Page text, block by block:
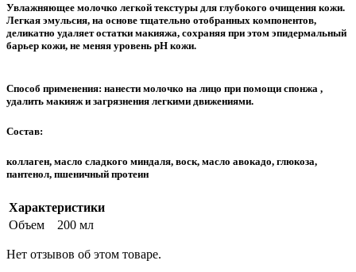
Увлажняющее молочко легкой текстуры для глубокого очищения кожи.
Легкая эмульсия, на основе тщательно отобранных компонентов,
деликатно удаляет остатки макияжа, сохраняя при этом эпидермальный
барьер кожи, не меняя уровень рН кожи.
Способ применения: нанести молочко на лицо при помощи спонжа ,
удалить макияж и загрязнения легкими движениями.
Состав:
коллаген, масло сладкого миндаля, воск, масло авокадо, глюкоза,
пантенол, пшеничный протеин
Характеристики
Объем
200 мл
Нет отзывов об этом товаре.